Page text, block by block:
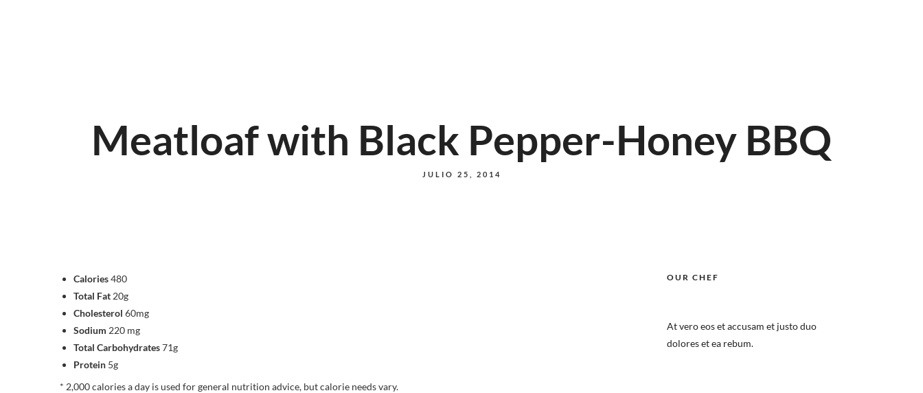
Meatloaf with Black Pepper-Honey BBQ
JULIO 25, 2014
Calories480
Total Fat 20g
Cholesterol 60mg
Sodium 220 mg
Total Carbohydrates71g
Protein 5g
* 2,000 calories a day is used for general nutrition advice, but calorie needs vary.
OUR CHEF
At vero eos et accusam et justo duo
dolores et ea rebum.